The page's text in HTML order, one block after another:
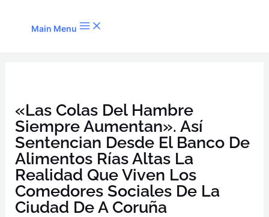
Main Menu
«Las Colas Del Hambre
Siempre Aumentan». Así
Sentencian Desde El Banco De
Alimentos Rías Altas La
Realidad Que Viven Los
Comedores Sociales De La
Ciudad De A Coruña